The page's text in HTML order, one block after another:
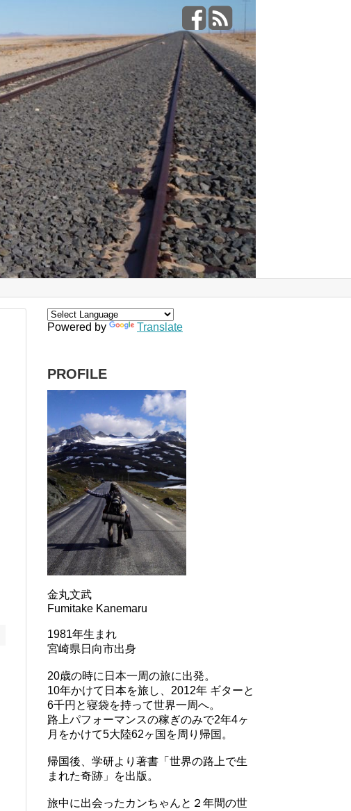
Powered by Translate
PROFILE
金丸文武
Fumitake Kanemaru
1981年生まれ
宮崎県日向市出身
20歳の時に日本一周の旅に出発。
10年かけて日本を旅し、2012年 ギターと
6千円と寝袋を持って世界一周へ。
路上パフォーマンスの稼ぎのみで2年4ヶ
月をかけて5大陸62ヶ国を周り帰国。
帰国後、学研より著書「世界の路上で生
まれた奇跡」を出版。
旅中に出会ったカンちゃんと２年間の世